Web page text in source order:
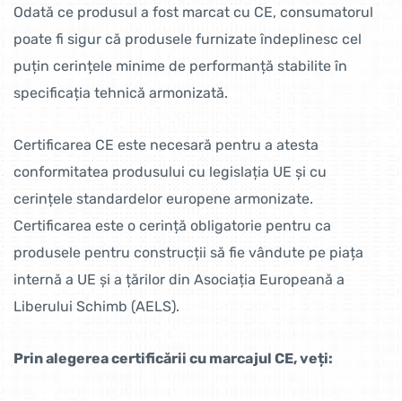
Odată ce produsul a fost marcat cu CE, consumatorul
poate fi sigur că produsele furnizate îndeplinesc cel
puțin cerințele minime de performanță stabilite în
specificația tehnică armonizată.
Certificarea CE este necesară pentru a atesta
conformitatea produsului cu legislația UE și cu
cerințele standardelor europene armonizate.
Certificarea este o cerință obligatorie pentru ca
produsele pentru construcții să fie vândute pe piața
internă a UE și a țărilor din Asociația Europeană a
Liberului Schimb (AELS).
Prin alegerea certificării cu marcajul CE, veți: